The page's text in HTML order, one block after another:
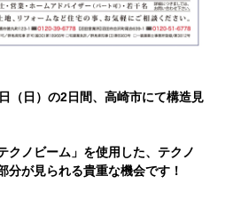
（日）の2日間、高崎市にて構造見
クノビーム」を使用した、テクノ
分が見られる貴重な機会です！